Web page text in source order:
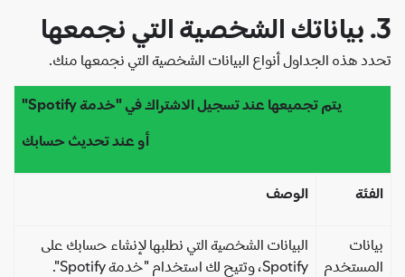
هذه الجداول أنواع البيانات الشخصية التي نجمعها منك.
يتم تجميعها عند تسجيل الاشتراك في "خدمة Spotify"
أو عند تحديث حسابك
الوصف
البيانات الشخصية التي نطلبها لإنشاء حسابك على
Spotify، وتتيح لك استخدام "خدمة Spotify".